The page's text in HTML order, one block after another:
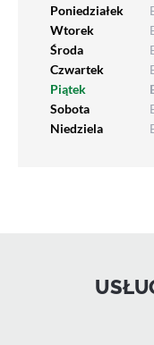
Poniedziałek
Wtorek
Środa
Czwartek
Piątek
Sobota
Niedziela